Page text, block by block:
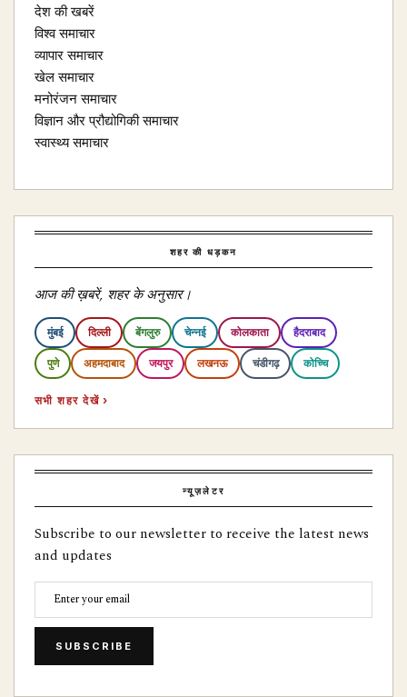
देश की खबरें
विश्व समाचार
व्यापार समाचार
खेल समाचार
मनोरंजन समाचार
विज्ञान और प्रौद्योगिकी समाचार
स्वास्थ्य समाचार
शहर की धड़कन
आज की ख़बरें, शहर के अनुसार।
मुंबई दिल्ली बेंगलुरु चेन्नई कोलकाता हैदराबाद
पुणे अहमदाबाद जयपुर लखनऊ चंडीगढ़ कोच्चि
सभी शहर देखें ›
न्यूज़लेटर
Subscribe to our newsletter to receive the latest news
and updates
SUBSCRIBE